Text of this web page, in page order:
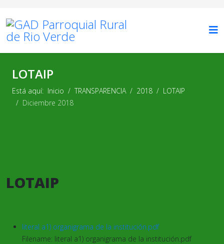
LOTAIP
Está aquí: Inicio TRANSPARENCIA 2018
LOTAIP
Diciembre 2018
LOTAIP
literal a1) organigrama de la institución.pdf
Filename: literal a1) organigrama de la institución.pdf